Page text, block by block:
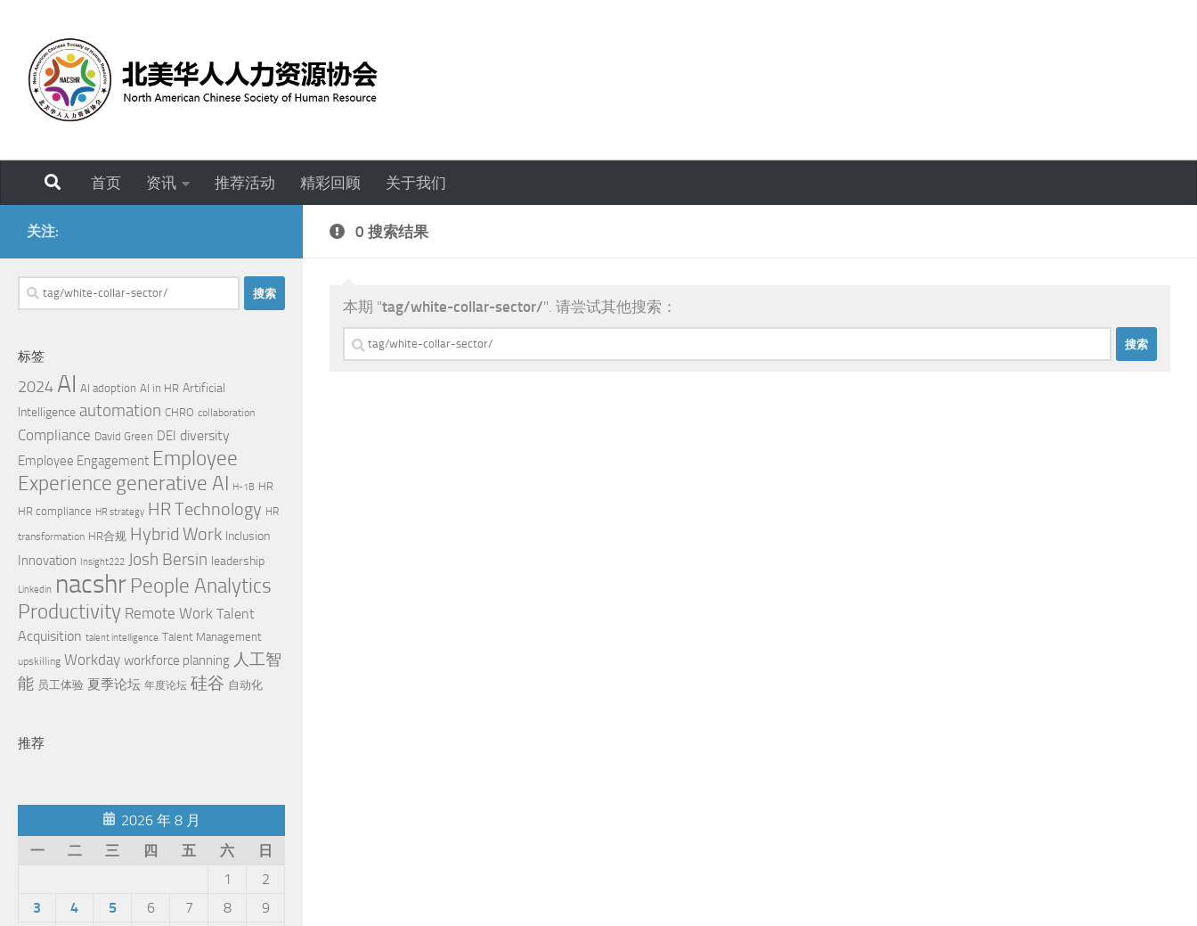
首页 资讯 推荐活动 精彩回顾 关于我们
0 搜索结果
本期 "tag/white-collar-sector/". 请尝试其他搜索：
搜
索：
关注:
搜
索：
标签
2024 AI AI adoption AI in HR Artificial
Intelligence automation CHRO collaboration
Compliance David Green DEI diversity
Employee Engagement Employee
Experience generative AI H-1B HR
HR compliance HR strategy HR Technology HR
transformation HR合规 Hybrid Work Inclusion
Innovation Insight222 Josh Bersin leadership
Linkedin nacshr People Analytics
Productivity Remote Work Talent
Acquisition talent intelligence Talent Management
upskilling Workday workforce planning 人工智
能 员工体验 夏季论坛 年度论坛 硅谷 自动化
推荐
2026 年 8 月
一
二 三 四 五 六
日
1
2
3
4 5 6 7 8
9